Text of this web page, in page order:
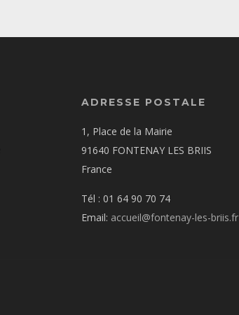
ADRESSE POSTALE
1, Place de la Mairie
91640 FONTENAY LES BRIIS
France
Tél : 01 64 90 70 74
Email: accueil@fontenay-les-briis.fr